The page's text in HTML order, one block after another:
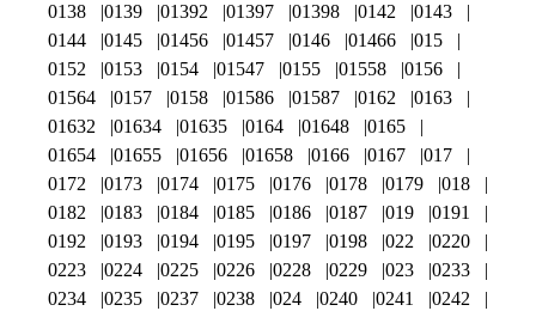
0138
0139 01392 01397 01398 0142
0143
0144
0145 01456 01457 0146 01466
015
0152
0153 0154 01547 0155 01558
0156
01564
0157 0158 01586 01587 0162
0163
01632
01634 01635 0164 01648
0165
01654
01655 01656 01658 0166 0167
017
0172
0173 0174 0175 0176 0178 0179
018
0182
0183 0184 0185 0186 0187 019
0191
0192
0193 0194 0195 0197 0198 022
0220
0223
0224 0225 0226 0228 0229 023
0233
0234
0235 0237 0238 024 0240 0241 0242